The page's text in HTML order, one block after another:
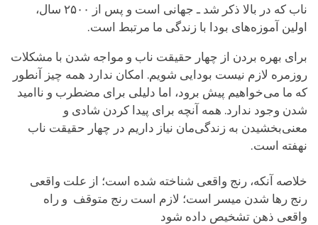
ناب که در بالا ذکر شد ـ جهانی است و پس از ۲۵۰۰ سال،
اولین آموزه‌های بودا با زندگی ما مرتبط است.
برای بهره بردن از چهار حقیقت ناب و مواجه شدن با مشکلات
روزمره لازم نیست بودایی شویم. امکان ندارد همه چیز آنطور
که ما می‌خواهیم پیش برود، اما دلیلی برای مضطرب و ناامید
شدن وجود ندارد. همه آنچه برای پیدا کردن شادی و
معنی‌بخشیدن به زندگی‌مان نیاز داریم در چهار حقیقت ناب
نهفته است.
خلاصه آنکه، رنج واقعی شناخته شده است؛ از علت واقعی
رنج رها شدن میسر است؛ لازم است رنج متوقف و راه
واقعی ذهن تشخیص داده شود